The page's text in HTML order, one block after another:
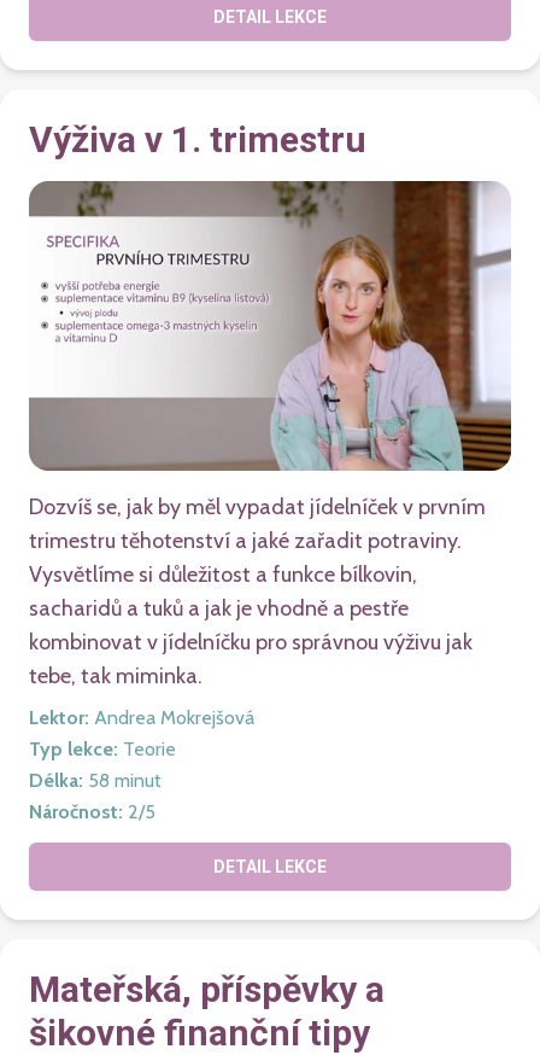
DETAIL LEKCE
Výživa v 1. trimestru
Dozvíš se, jak by měl vypadat jídelníček v prvním
trimestru těhotenství a jaké zařadit potraviny.
Vysvětlíme si důležitost a funkce bílkovin,
sacharidů a tuků a jak je vhodně a pestře
kombinovat v jídelníčku pro správnou výživu jak
tebe, tak miminka.
Lektor: Andrea Mokrejšová
Typ lekce: Teorie
Délka: 58 minut
Náročnost: 2/5
DETAIL LEKCE
Mateřská, příspěvky a
šikovné finanční tipy